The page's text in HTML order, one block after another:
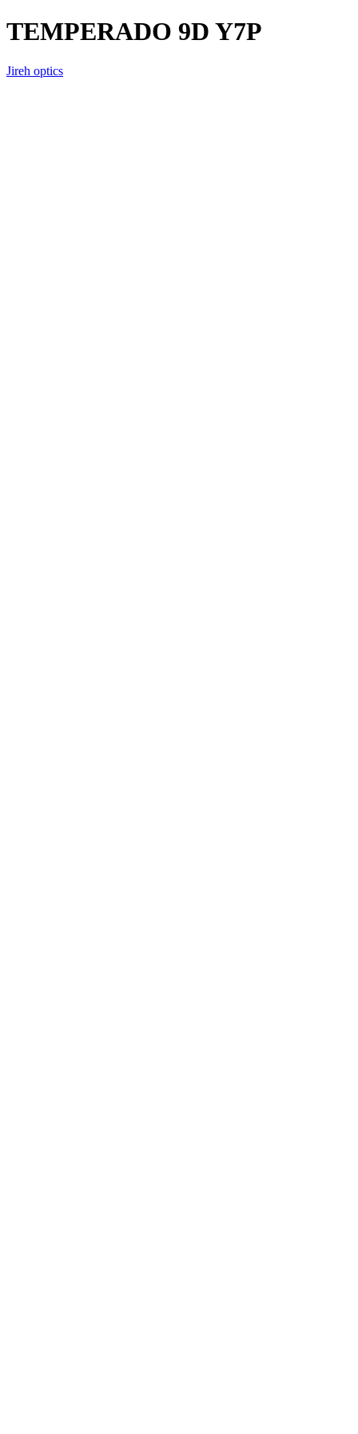
TEMPERADO 9D Y7P
Jireh optics